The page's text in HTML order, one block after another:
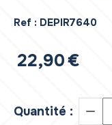
Ref : DEPIR7640
22,90€
Quantité :